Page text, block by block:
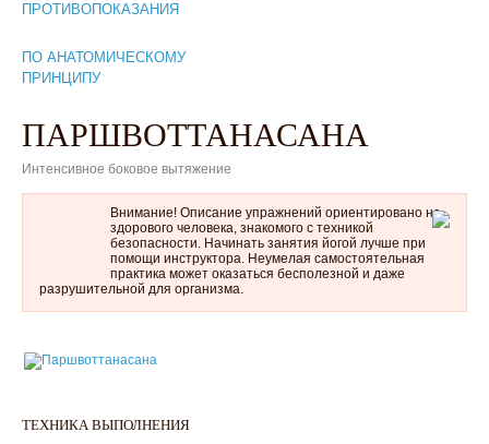
ПРОТИВОПОКАЗАНИЯ
ПО АНАТОМИЧЕСКОМУ
ПРИНЦИПУ
ПАРШВОТТАНАСАНА
Интенсивное боковое вытяжение
Внимание! Описание упражнений ориентировано на
здорового человека, знакомого с техникой
безопасности. Начинать занятия йогой лучше при
помощи инструктора. Неумелая самостоятельная
практика может оказаться бесполезной и даже
разрушительной для организма.
ТЕХНИКА ВЫПОЛНЕНИЯ